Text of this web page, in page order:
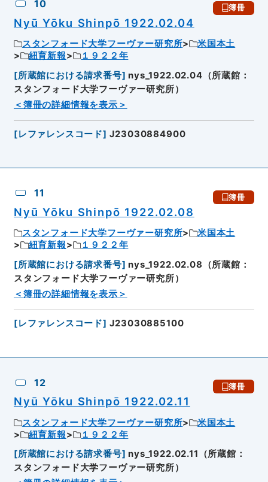
10 簿冊
Nyū Yōku Shinpō 1922.02.04
スタンフォード大学フーヴァー研究所
米国本土
紐育新報
１９２２年
[所蔵館における請求番号] nys_1922.02.04（所蔵館：
スタンフォード大学フーヴァー研究所）
＜簿冊の詳細情報を表示＞
[レファレンスコード] J23030884900
11 簿冊
Nyū Yōku Shinpō 1922.02.08
スタンフォード大学フーヴァー研究所
米国本土
紐育新報
１９２２年
[所蔵館における請求番号] nys_1922.02.08（所蔵館：
スタンフォード大学フーヴァー研究所）
＜簿冊の詳細情報を表示＞
[レファレンスコード] J23030885100
12 簿冊
Nyū Yōku Shinpō 1922.02.11
スタンフォード大学フーヴァー研究所
米国本土
紐育新報
１９２２年
[所蔵館における請求番号] nys_1922.02.11（所蔵館：
スタンフォード大学フーヴァー研究所）